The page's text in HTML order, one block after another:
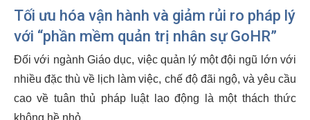
Tối ưu hóa vận hành và giảm rủi ro pháp lý
với “phần mềm quản trị nhân sự GoHR”
Đối với ngành Giáo dục, việc quản lý một đội ngũ lớn với
nhiều đặc thù về lịch làm việc, chế độ đãi ngộ, và yêu cầu
cao về tuân thủ pháp luật lao động là một thách thức
không hề nhỏ.